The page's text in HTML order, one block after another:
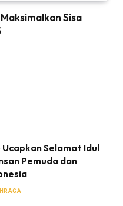
Sisa
Selamat Idul
Pemuda dan